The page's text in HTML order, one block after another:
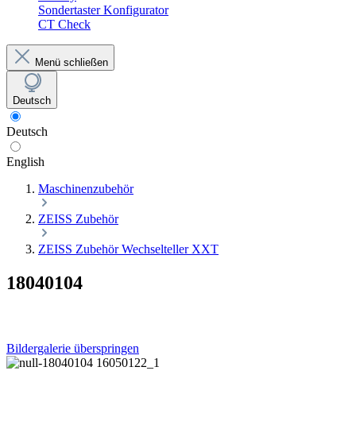
Sondertaster Konfigurator
CT Check
Menü schließen
Deutsch
Deutsch
English
Maschinenzubehör
ZEISS Zubehör
ZEISS Zubehör Wechselteller XXT
18040104
Bildergalerie überspringen